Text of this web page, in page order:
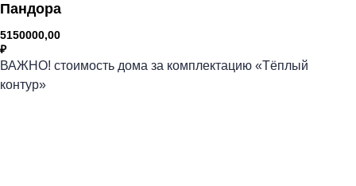
Пандора
5150000,00
₽
ВАЖНО! стоимость дома за комплектацию «Тёплый
контур»